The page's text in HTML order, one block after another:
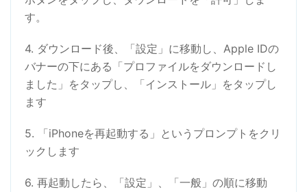
す。
4. ダウンロード後、「設定」に移動し、Apple IDの
バナーの下にある「プロファイルをダウンロードし
ました」をタップし、「インストール」をタップし
ます
5. 「iPhoneを再起動する」というプロンプトをクリ
ックします
6. 再起動したら、「設定」、「一般」の順に移動